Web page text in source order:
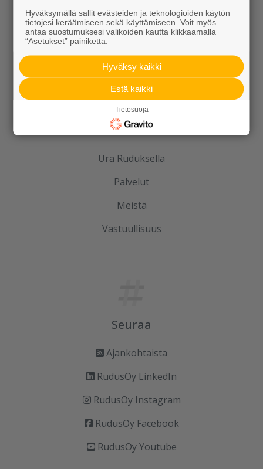
Kotipolku blogi
Ideakuvasto
Tutustu meihin
Ura Ruduksella
Palvelut
Meistä
Vastuullisuus
Seuraa
Ajankohtaista
RudusOy LinkedIn
RudusOy Instagram
RudusOy Facebook
RudusOy Youtube
Hyväksymällä sallit evästeiden ja teknologioiden käytön
tietojesi keräämiseen sekä käyttämiseen. Voit myös
antaa suostumuksesi valikoiden kautta klikkaamalla
“Asetukset” painiketta.
Hyväksy kaikki
Estä kaikki
Tietosuoja